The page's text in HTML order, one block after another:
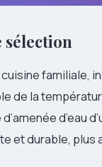
sélection
familiale,
de la
d’eau
et durable, plus